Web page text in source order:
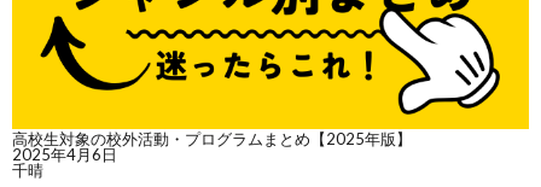
高校生対象の校外活動・プログラムまとめ【2025年版】
2025年4月6日
千晴